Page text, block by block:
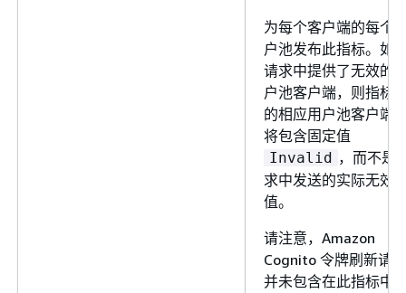
为每个客户端的每个
户池发布此指标。如
请求中提供了无效的
户池客户端，则指标
的相应用户池客户端
将包含固定值
Invalid ，而不是
求中发送的实际无效
值。
请注意，Amazon
Cognito 令牌刷新请求
并未包含在此指标中